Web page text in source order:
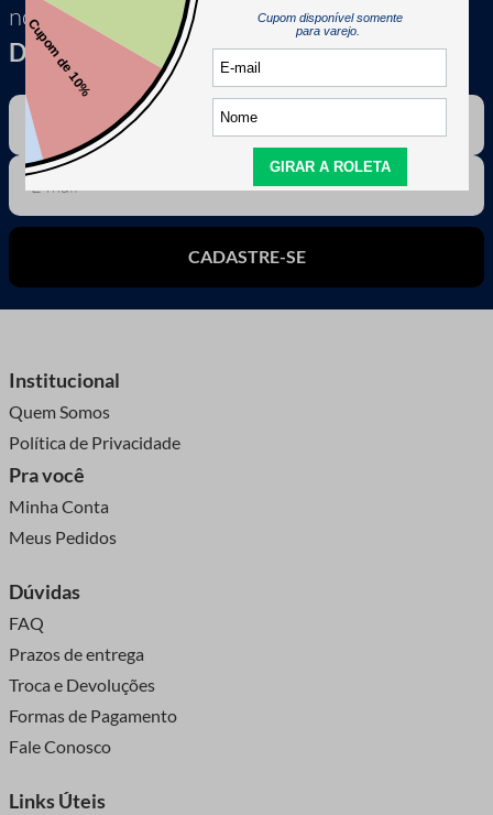
novidades, dicas &
Descontos exclusivos
CADASTRE-SE
Institucional
Quem Somos
Política de Privacidade
Pra você
Minha Conta
Meus Pedidos
Dúvidas
FAQ
Prazos de entrega
Troca e Devoluções
Formas de Pagamento
Fale Conosco
Links Úteis